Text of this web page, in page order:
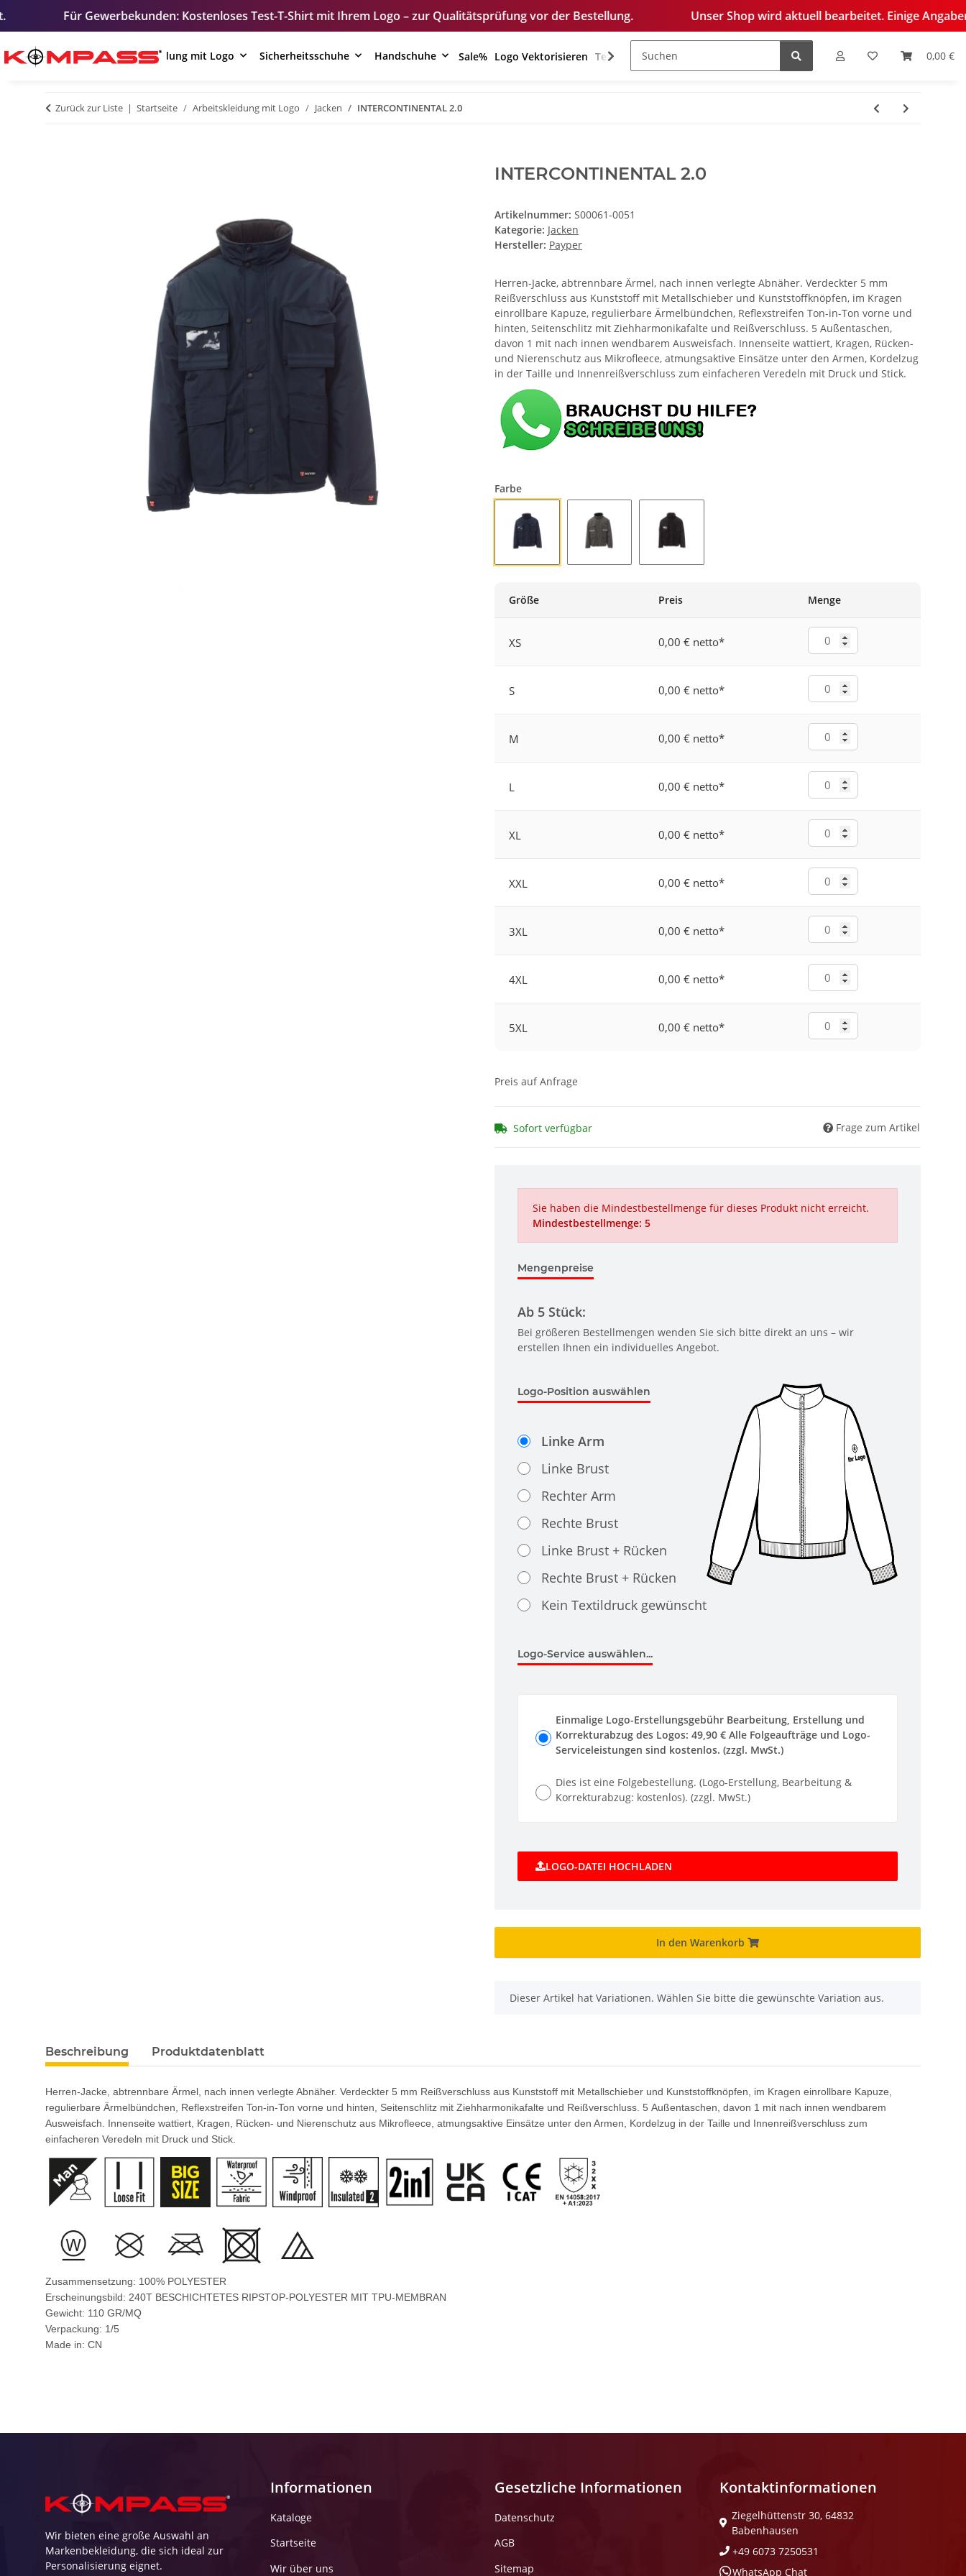
Gewerbekunden: Kostenloses Test-T-Shirt mit Ihrem Logo – zur Qualitätsprüfung vor der Bestellung. Unser Shop wird aktuell bearbeitet. Einige Angaben sind
0,00 €
Arbeitskleidung mit Logo Sicherheitsschuhe Handschuhe Sale% Logo Vektorisieren Textilveredelung
Zurück zur Liste Startseite Arbeitskleidung mit Logo Jacken INTERCONTINENTAL 2.0
INTERCONTINENTAL 2.0
Artikelnummer: S00061-0051
Kategorie: Jacken
Hersteller: Payper
Herren-Jacke, abtrennbare Ärmel, nach innen verlegte Abnäher. Verdeckter 5 mm
Reißverschluss aus Kunststoff mit Metallschieber und Kunststoffknöpfen, im Kragen
einrollbare Kapuze, regulierbare Ärmelbündchen, Reflexstreifen Ton-in-Ton vorne und
hinten, Seitenschlitz mit Ziehharmonikafalte und Reißverschluss. 5 Außentaschen,
davon 1 mit nach innen wendbarem Ausweisfach. Innenseite wattiert, Kragen, Rücken-
und Nierenschutz aus Mikrofleece, atmungsaktive Einsätze unter den Armen, Kordelzug
in der Taille und Innenreißverschluss zum einfacheren Veredeln mit Druck und Stick.
Farbe
MARINEBLAU
Größe Preis Menge
XS 0,00 € netto*
S 0,00 € netto*
M 0,00 € netto*
L 0,00 € netto*
XL 0,00 € netto*
XXL 0,00 € netto*
3XL 0,00 € netto*
4XL 0,00 € netto*
5XL 0,00 € netto*
Preis auf Anfrage
Sofort verfügbar Frage zum Artikel
Sie haben die Mindestbestellmenge für dieses Produkt nicht erreicht.
Mindestbestellmenge: 5
Mengenpreise
Ab 5 Stück:
Bei größeren Bestellmengen wenden Sie sich bitte direkt an uns – wir
erstellen Ihnen ein individuelles Angebot.
Logo-Position auswählen
Linke Arm
Linke Brust
Rechter Arm
Rechte Brust
Linke Brust + Rücken
Rechte Brust + Rücken
Kein Textildruck gewünscht
Logo-Service auswählen...
Einmalige Logo-Erstellungsgebühr Bearbeitung, Erstellung und
Korrekturabzug des Logos: 49,90 € Alle Folgeaufträge und Logo-
Serviceleistungen sind kostenlos. (zzgl. MwSt.)
Dies ist eine Folgebestellung. (Logo-Erstellung, Bearbeitung &
Korrekturabzug: kostenlos). (zzgl. MwSt.)
LOGO-DATEI HOCHLADEN
In den Warenkorb
x
Dieser Artikel hat Variationen. Wählen Sie bitte die gewünschte Variation aus.
Beschreibung Produktdatenblatt
Herren-Jacke, abtrennbare Ärmel, nach innen verlegte Abnäher. Verdeckter 5 mm Reißverschluss aus Kunststoff mit Metallschieber und Kunststoffknöpfen, im Kragen einrollbare Kapuze,
regulierbare Ärmelbündchen, Reflexstreifen Ton-in-Ton vorne und hinten, Seitenschlitz mit Ziehharmonikafalte und Reißverschluss. 5 Außentaschen, davon 1 mit nach innen wendbarem
Ausweisfach. Innenseite wattiert, Kragen, Rücken- und Nierenschutz aus Mikrofleece, atmungsaktive Einsätze unter den Armen, Kordelzug in der Taille und Innenreißverschluss zum
einfacheren Veredeln mit Druck und Stick.
Zusammensetzung: 100% POLYESTER
Erscheinungsbild: 240T BESCHICHTETES RIPSTOP-POLYESTER MIT TPU-MEMBRAN
Gewicht: 110 GR/MQ
Verpackung: 1/5
Made in: CN
Wir bieten eine große Auswahl an
Markenbekleidung, die sich ideal zur
Personalisierung eignet.
Informationen
Kataloge
Startseite
Wir über uns
Gesetzliche Informationen
Datenschutz
AGB
Sitemap
Kontaktinformationen
Ziegelhüttenstr 30, 64832
Babenhausen
+49 6073 7250531
WhatsApp Chat